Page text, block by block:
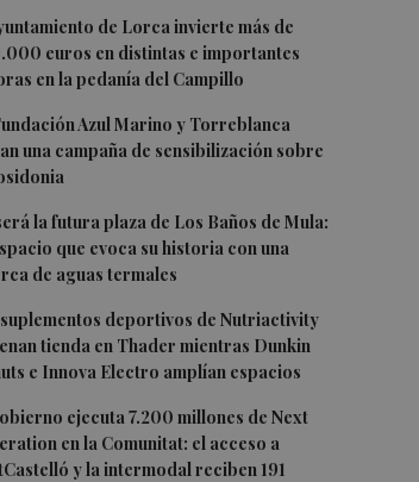
de Lorca invierte más de
euros en distintas e importantes
en la pedanía del Campillo
Azul Marino y Torreblanca
una campaña de sensibilización sobre
la futura plaza de Los Baños de Mula:
que evoca su historia con una
de aguas termales
deportivos de Nutriactivity
tienda en Thader mientras Dunkin
e Innova Electro amplían espacios
ejecuta 7.200 millones de Next
en la Comunitat: el acceso a
y la intermodal reciben 191